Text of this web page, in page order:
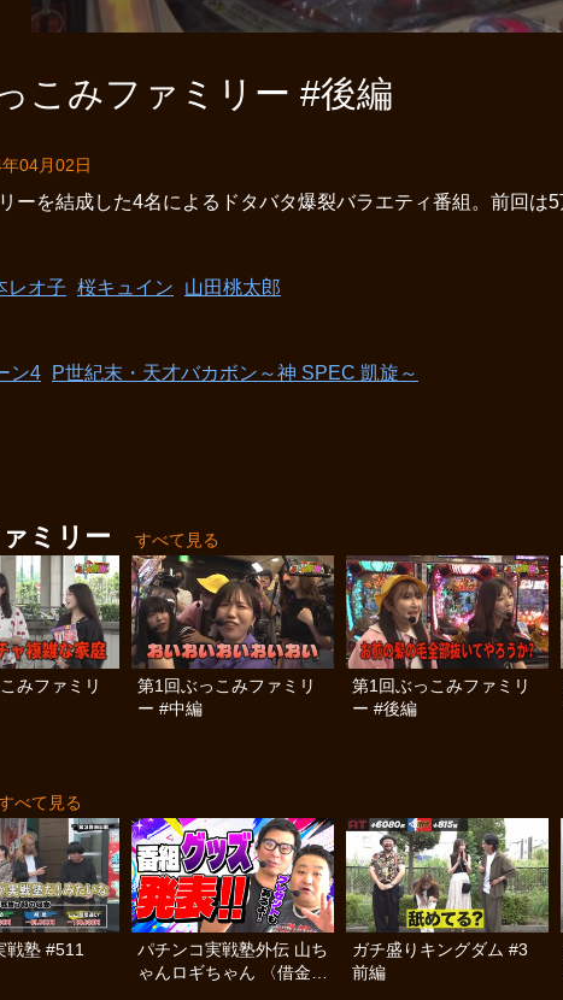
こみファミリー #後編
04月02日
ーを結成した4名によるドタバタ爆裂バラエティ番組。前回
レオ子 桜キュイン 山田桃太郎
ン4 P世紀末・天才バカボン～神 SPEC 凱旋～
ミリー
すべて見る
みファミリ
第1回ぶっこみファミリ
ー #中編
第1回ぶっこみファミリ
ー #後編
べて見る
戦塾 #511
パチンコ実戦塾外伝 山ち
ゃんロギちゃん 〈借金返
ガチ盛りキングダム #3
前編